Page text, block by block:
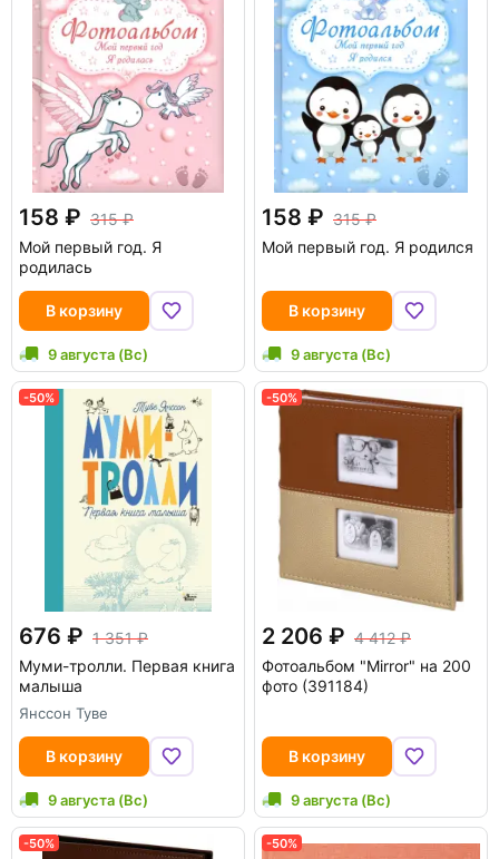
158
315
Мой первый год. Я
родилась
В корзину
9 августа (Вс)
158
315
Мой первый год. Я родился
В корзину
9 августа (Вс)
-50%
676
1 351
Муми-тролли. Первая книга
малыша
Янссон Туве
В корзину
9 августа (Вс)
-50%
2 206
4 412
Фотоальбом "Mirror" на 200
фото (391184)
В корзину
9 августа (Вс)
-50% -50%